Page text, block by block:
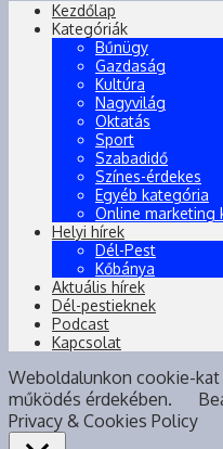
Kezdőlap
Kategóriák
Bűnügy
Gazdaság
Kultúra
Nagyvilág
Oktatás
Sport
Szabadidő
Színes-érdekes
Egyéb kategória
Online marketing
Helyi hírek
Dél-Pest
Kőbánya
Aktuális hírek
Dél-pestieknek
Podcast
Kapcsolat
Weboldalunkon cookie-
működés érdekében.
Privacy & Cookies Policy